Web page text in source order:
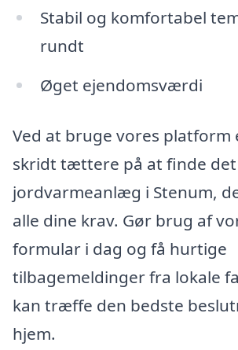
Stabil og komfortabel
rundt
Øget ejendomsværdi
Ved at bruge vores platform
skridt tættere på at finde det
jordvarmeanlæg i Stenum,
alle dine krav. Gør brug af
formular i dag og få hurtige
tilbagemeldinger fra lokale
kan træffe den bedste
hjem.